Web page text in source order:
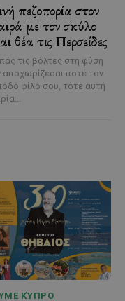
πεζοπορία στον
με τον σκύλο
θέα τις Περσείδες
τις βόλτες στη φύση
αποχωρίζεσαι ποτέ τον
φίλο σου, τότε αυτή
ΚΎΠΡΟ